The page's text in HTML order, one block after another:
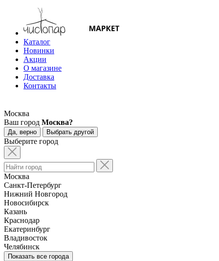
Каталог
Новинки
Акции
О магазине
Доставка
Контакты
Москва
Ваш город Москва?
Да, верно Выбрать другой
Выберите город
Москва
Санкт-Петербург
Нижний Новгород
Новосибирск
Казань
Краснодар
Екатеринбург
Владивосток
Челябинск
Показать все города